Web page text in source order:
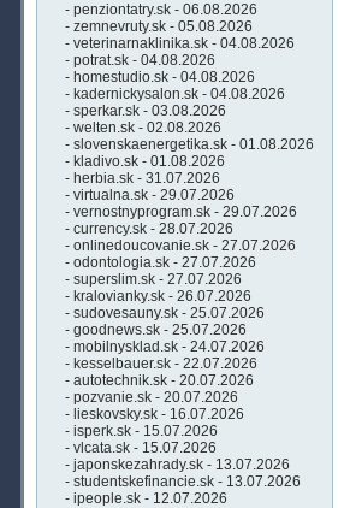
- penziontatry.sk - 06.08.2026
- zemnevruty.sk - 05.08.2026
- veterinarnaklinika.sk - 04.08.2026
- potrat.sk - 04.08.2026
- homestudio.sk - 04.08.2026
- kadernickysalon.sk - 04.08.2026
- sperkar.sk - 03.08.2026
- welten.sk - 02.08.2026
- slovenskaenergetika.sk - 01.08.2026
- kladivo.sk - 01.08.2026
- herbia.sk - 31.07.2026
- virtualna.sk - 29.07.2026
- vernostnyprogram.sk - 29.07.2026
- currency.sk - 28.07.2026
- onlinedoucovanie.sk - 27.07.2026
- odontologia.sk - 27.07.2026
- superslim.sk - 27.07.2026
- kralovianky.sk - 26.07.2026
- sudovesauny.sk - 25.07.2026
- goodnews.sk - 25.07.2026
- mobilnysklad.sk - 24.07.2026
- kesselbauer.sk - 22.07.2026
- autotechnik.sk - 20.07.2026
- pozvanie.sk - 20.07.2026
- lieskovsky.sk - 16.07.2026
- isperk.sk - 15.07.2026
- vlcata.sk - 15.07.2026
- japonskezahrady.sk - 13.07.2026
- studentskefinancie.sk - 13.07.2026
- ipeople.sk - 12.07.2026